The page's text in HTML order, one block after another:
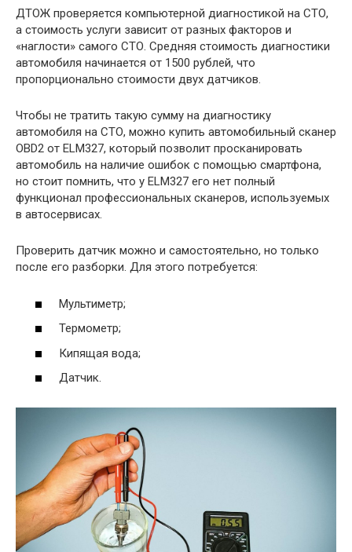
ДТОЖ проверяется компьютерной диагностикой на СТО,
а стоимость услуги зависит от разных факторов и
«наглости» самого СТО. Средняя стоимость диагностики
автомобиля начинается от 1500 рублей, что
пропорционально стоимости двух датчиков.
Чтобы не тратить такую ​​сумму на диагностику
автомобиля на СТО, можно купить автомобильный сканер
OBD2 от ELM327, который позволит просканировать
автомобиль на наличие ошибок с помощью смартфона,
но стоит помнить, что у ELM327 его нет полный
функционал профессиональных сканеров, используемых
в автосервисах.
Проверить датчик можно и самостоятельно, но только
после его разборки. Для этого потребуется:
Мультиметр;
Термометр;
Кипящая вода;
Датчик.